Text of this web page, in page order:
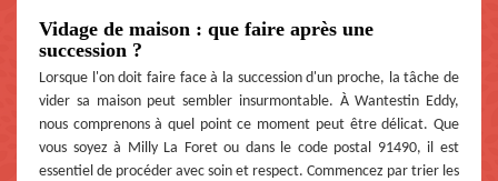
Vidage de maison : que faire après une
succession ?
Lorsque l'on doit faire face à la succession d'un proche, la tâche de
vider sa maison peut sembler insurmontable. À Wantestin Eddy,
nous comprenons à quel point ce moment peut être délicat. Que
vous soyez à Milly La Foret ou dans le code postal 91490, il est
essentiel de procéder avec soin et respect. Commencez par trier les